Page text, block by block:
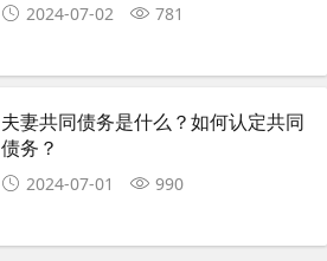
2024-07-02 781
夫妻共同债务是什么？如何认定共同
债务？
2024-07-01 990